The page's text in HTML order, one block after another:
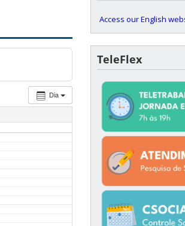
Dia
Access our English
TeleFlex